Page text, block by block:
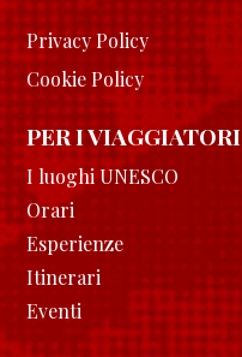
Privacy Policy
Cookie Policy
PER I VIAGGIATORI
I luoghi UNESCO
Orari
Esperienze
Itinerari
Eventi